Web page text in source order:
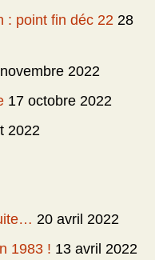
: point fin déc 22 28
2022
17 octobre 2022
2022
20 avril 2022
1983 ! 13 avril 2022